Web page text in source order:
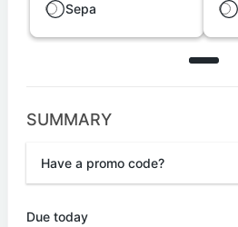
Sepa
SUMMARY
Have a promo code?
Due today